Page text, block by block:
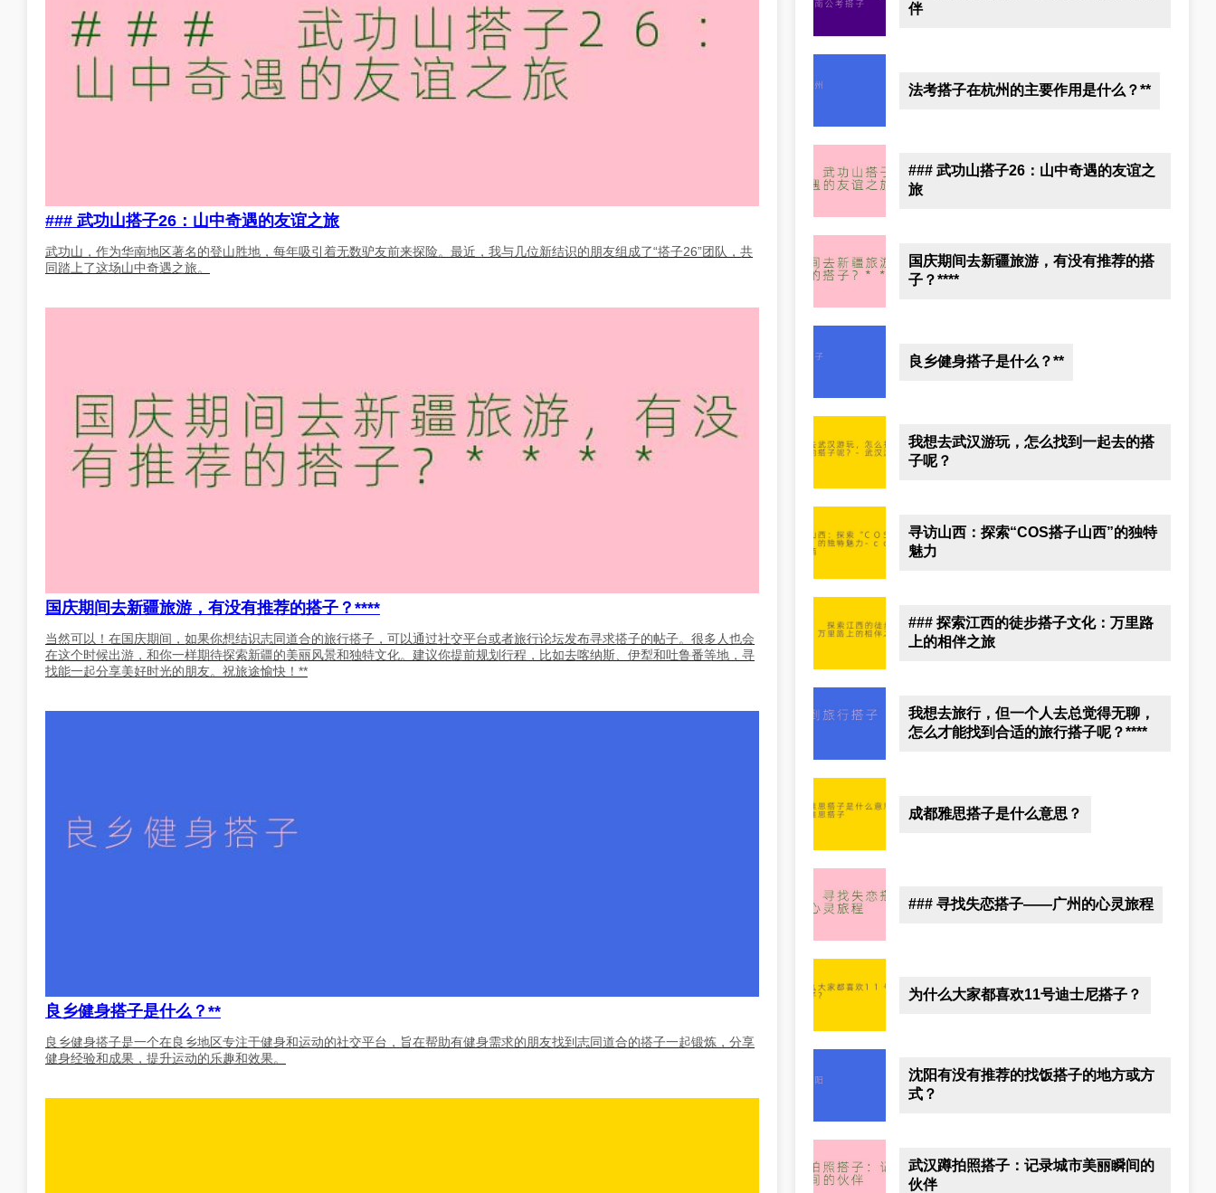
### 武功山搭子26：山中奇遇的友谊之旅
武功山，作为华南地区著名的登山胜地，每年吸引着无数驴友前来探险。最近，我与几位新结识的朋友组成了“搭子26”团队，共
同踏上了这场山中奇遇之旅。
国庆期间去新疆旅游，有没有推荐的搭子？****
当然可以！在国庆期间，如果你想结识志同道合的旅行搭子，可以通过社交平台或者旅行论坛发布寻求搭子的帖子。很多人也会
在这个时候出游，和你一样期待探索新疆的美丽风景和独特文化。建议你提前规划行程，比如去喀纳斯、伊犁和吐鲁番等地，寻
找能一起分享美好时光的朋友。祝旅途愉快！**
良乡健身搭子是什么？**
良乡健身搭子是一个在良乡地区专注于健身和运动的社交平台，旨在帮助有健身需求的朋友找到志同道合的搭子一起锻炼，分享
健身经验和成果，提升运动的乐趣和效果。
伴
法考搭子在杭州的主要作用是什么？**
### 武功山搭子26：山中奇遇的友谊之
旅
国庆期间去新疆旅游，有没有推荐的搭
子？****
良乡健身搭子是什么？**
我想去武汉游玩，怎么找到一起去的搭
子呢？
寻访山西：探索“COS搭子山西”的独特
魅力
### 探索江西的徒步搭子文化：万里路
上的相伴之旅
我想去旅行，但一个人去总觉得无聊，
怎么才能找到合适的旅行搭子呢？****
成都雅思搭子是什么意思？
### 寻找失恋搭子——广州的心灵旅程
为什么大家都喜欢11号迪士尼搭子？
沈阳有没有推荐的找饭搭子的地方或方
式？
武汉蹲拍照搭子：记录城市美丽瞬间的
伙伴